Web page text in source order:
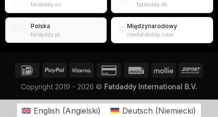
fatdaddy.es fatdaddy.dk
Polska
fatdaddy.pl
Międzynarodowy
ridefatdaddy.com
Copyright 2019 - 2026 © Fatdaddy International B.V.
English (Angielski) Deutsch (Niemiecki)